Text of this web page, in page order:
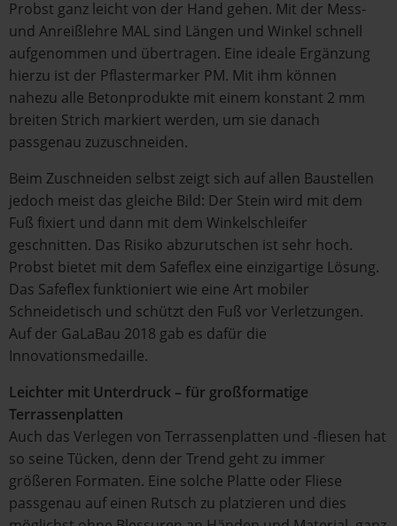
Probst ganz leicht von der Hand gehen. Mit der Mess-
und Anreißlehre MAL sind Längen und Winkel schnell
aufgenommen und übertragen. Eine ideale Ergänzung
hierzu ist der Pflastermarker PM. Mit ihm können
nahezu alle Betonprodukte mit einem konstant 2 mm
breiten Strich markiert werden, um sie danach
passgenau zuzuschneiden.
Beim Zuschneiden selbst zeigt sich auf allen Baustellen
jedoch meist das gleiche Bild: Der Stein wird mit dem
Fuß fixiert und dann mit dem Winkelschleifer
geschnitten. Das Risiko abzurutschen ist sehr hoch.
Probst bietet mit dem Safeflex eine einzigartige Lösung.
Das Safeflex funktioniert wie eine Art mobiler
Schneidetisch und schützt den Fuß vor Verletzungen.
Auf der GaLaBau 2018 gab es dafür die
Innovationsmedaille.
Leichter mit Unterdruck – für großformatige
Terrassenplatten
Auch das Verlegen von Terrassenplatten und -fliesen hat
so seine Tücken, denn der Trend geht zu immer
größeren Formaten. Eine solche Platte oder Fliese
passgenau auf einen Rutsch zu platzieren und dies